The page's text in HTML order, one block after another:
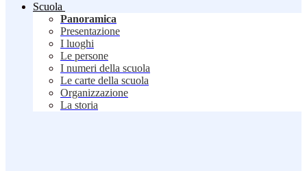
Scuola
Panoramica
Presentazione
I luoghi
Le persone
I numeri della scuola
Le carte della scuola
Organizzazione
La storia